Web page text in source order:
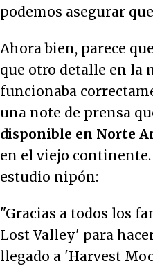
podemos asegurar
Ahora bien, parece
que otro detalle en la
funcionaba
una note de prensa
disponible en Norte
en el viejo continente.
estudio nipón:
"Gracias a todos los
Lost Valley' para
llegado a 'Harvest